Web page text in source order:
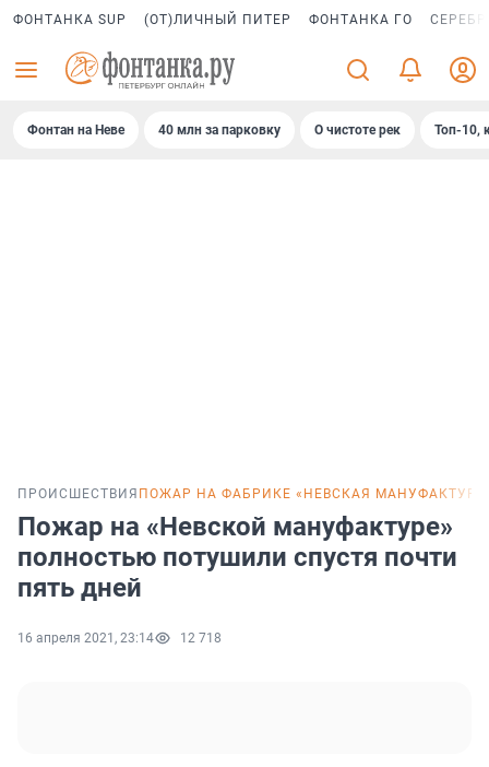
ФОНТАНКА SUP (ОТ)ЛИЧНЫЙ ПИТЕР ФОНТАНКА ГО
Фонтан на Неве 40 млн за парковку О чистоте рек Топ-10,
ПРОИСШЕСТВИЯ ПОЖАР НА ФАБРИКЕ «НЕВСКАЯ
Пожар на «Невской мануфактуре»
полностью потушили спустя почти
пять дней
16 апреля 2021, 23:14 12 718